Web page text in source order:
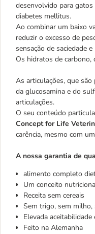
desenvolvido para
diabetes mellitus.
Ao combinar um baixo
reduzir o excesso de
sensação de saciedade
Os hidratos de carbono,
As articulações, que
da glucosamina e do
articulações.
O seu conteúdo
Concept for Life
carência, mesmo com
A nossa garantia de
alimento completo
Um conceito
Receita sem cereais
Sem trigo, sem milho,
Elevada
Feito na Alemanha